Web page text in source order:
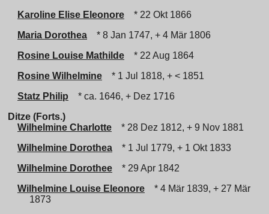
Karoline Elise Eleonore
* 22 Okt 1866
Maria Dorothea
* 8 Jan 1747, + 4 Mär 1806
Rosine Louise Mathilde
* 22 Aug 1864
Rosine Wilhelmine
* 1 Jul 1818, + < 1851
Statz Philip
* ca. 1646, + Dez 1716
Ditze (Forts.)
Wilhelmine Charlotte
* 28 Dez 1812, + 9 Nov 1881
Wilhelmine Dorothea
* 1 Jul 1779, + 1 Okt 1833
Wilhelmine Dorothee
* 29 Apr 1842
Wilhelmine Louise Eleonore
* 4 Mär 1839, + 27 Mär
1873